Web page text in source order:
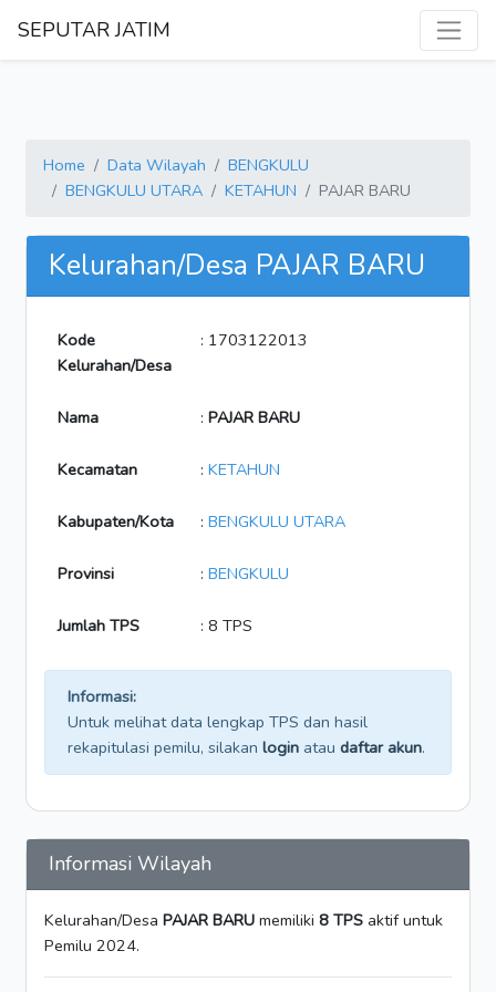
SEPUTAR JATIM
Home Data Wilayah
BENGKULU
BENGKULU UTARA
KETAHUN PAJAR BARU
Kelurahan/Desa PAJAR BARU
Kode
Kelurahan/Desa
: 1703122013
Nama : PAJAR BARU
Kecamatan : KETAHUN
Kabupaten/Kota : BENGKULU UTARA
Provinsi : BENGKULU
Jumlah TPS : 8 TPS
Informasi:
Untuk melihat data lengkap TPS dan hasil
rekapitulasi pemilu, silakan login atau daftar akun.
Informasi Wilayah
Kelurahan/Desa PAJAR BARU memiliki 8 TPS aktif untuk
Pemilu 2024.